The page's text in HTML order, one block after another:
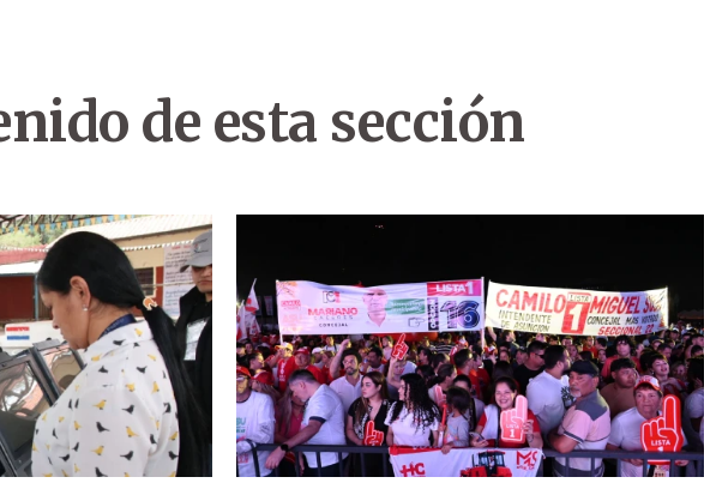
de esta sección